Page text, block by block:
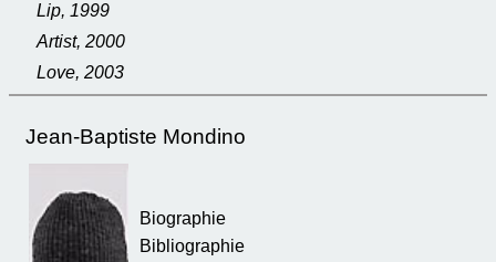
Lip, 1999
Artist, 2000
Love, 2003
Jean-Baptiste Mondino
Biographie
Bibliographie